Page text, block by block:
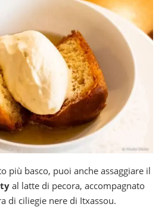
più basco, puoi anche assaggiare il
al latte di pecora, accompagnato
di ciliegie nere di Itxassou.